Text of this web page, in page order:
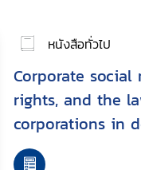
หนังสือทั่วไป
Corporate
rights, and the
corporations in